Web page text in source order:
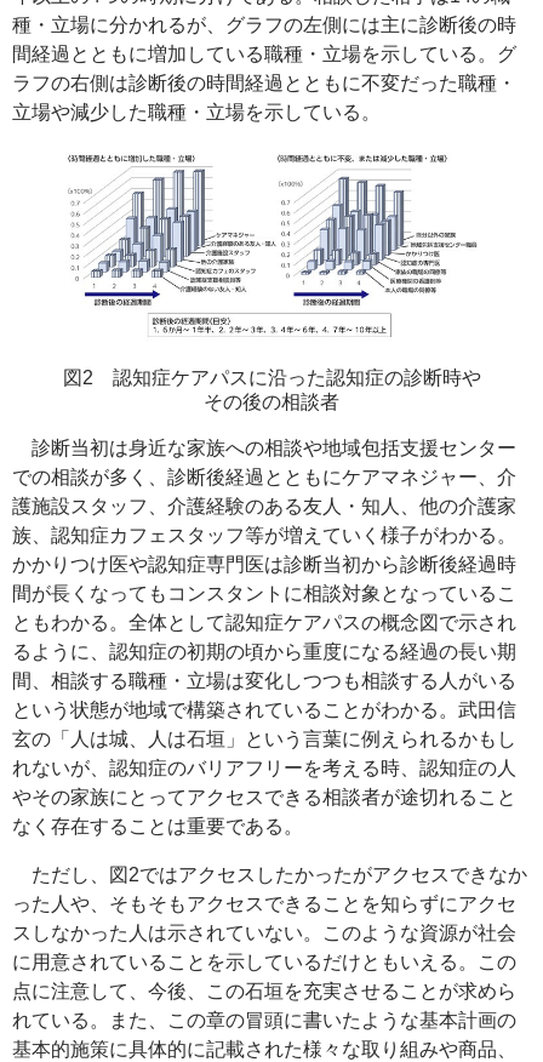
種・立場に分かれるが、グラフの左側には主に診断後の時
間経過とともに増加している職種・立場を示している。グ
ラフの右側は診断後の時間経過とともに不変だった職種・
立場や減少した職種・立場を示している。
図2 認知症ケアパスに沿った認知症の診断時や
その後の相談者
診断当初は身近な家族への相談や地域包括支援センター
での相談が多く、診断後経過とともにケアマネジャー、介
護施設スタッフ、介護経験のある友人・知人、他の介護家
族、認知症カフェスタッフ等が増えていく様子がわかる。
かかりつけ医や認知症専門医は診断当初から診断後経過時
間が長くなってもコンスタントに相談対象となっているこ
ともわかる。全体として認知症ケアパスの概念図で示され
るように、認知症の初期の頃から重度になる経過の長い期
間、相談する職種・立場は変化しつつも相談する人がいる
という状態が地域で構築されていることがわかる。武田信
玄の「人は城、人は石垣」という言葉に例えられるかもし
れないが、認知症のバリアフリーを考える時、認知症の人
やその家族にとってアクセスできる相談者が途切れること
なく存在することは重要である。
ただし、図2ではアクセスしたかったがアクセスできなか
った人や、そもそもアクセスできることを知らずにアクセ
スしなかった人は示されていない。このような資源が社会
に用意されていることを示しているだけともいえる。この
点に注意して、今後、この石垣を充実させることが求めら
れている。また、この章の冒頭に書いたような基本計画の
基本的施策に具体的に記載された様々な取り組みや商品、